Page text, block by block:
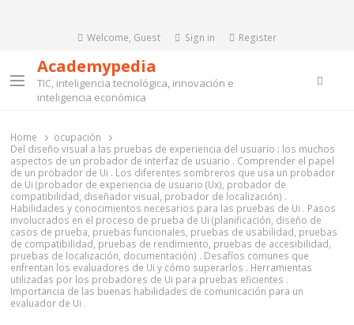
Welcome, Guest Sign in Register
Menu
Academypedia
TIC, inteligencia tecnológica, innovación e
inteligencia económica
Home
ocupación
Del diseño visual a las pruebas de experiencia del usuario : los muchos
aspectos de un probador de interfaz de usuario . Comprender el papel
de un probador de Ui . Los diferentes sombreros que usa un probador
de Ui (probador de experiencia de usuario (Ux), probador de
compatibilidad, diseñador visual, probador de localización) .
Habilidades y conocimientos necesarios para las pruebas de Ui . Pasos
involucrados en el proceso de prueba de Ui (planificación, diseño de
casos de prueba, pruebas funcionales, pruebas de usabilidad, pruebas
de compatibilidad, pruebas de rendimiento, pruebas de accesibilidad,
pruebas de localización, documentación) . Desafíos comunes que
enfrentan los evaluadores de Ui y cómo superarlos . Herramientas
utilizadas por los probadores de Ui para pruebas eficientes .
Importancia de las buenas habilidades de comunicación para un
evaluador de Ui .